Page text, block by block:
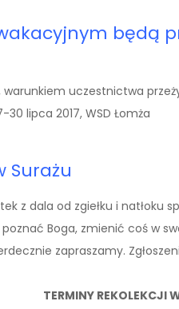
będą
warunkiem uczestnictwa
lipca 2017, WSD Łomża
Surażu
z dala od zgiełku i natłoku
Boga, zmienić coś w
zapraszamy.
TERMINY REKOLEKCJI